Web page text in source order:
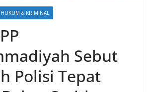
HUKUM & KRIMINAL
Sebut
Polisi Tepat